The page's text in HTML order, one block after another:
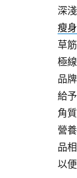
深
瘦
草
極
品牌
給
角
營
品
以